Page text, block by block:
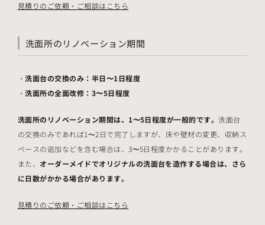
見積りのご依頼・ご相談はこちら
洗面所のリノベーション期間
洗面台の交換のみ：半日〜1日程度
洗面所の全面改修：3〜5日程度
洗面所のリノベーション期間は、1〜5日程度が一般的です。洗面台
の交換のみであれば1〜2日で完了しますが、床や壁材の変更、収納ス
ペースの追加などを含む場合は、3〜5日程度かかることがあります。
また、 オーダーメイドでオリジナルの洗面台を造作する場合は、さら
に日数がかかる場合があります。
見積りのご依頼・ご相談はこちら